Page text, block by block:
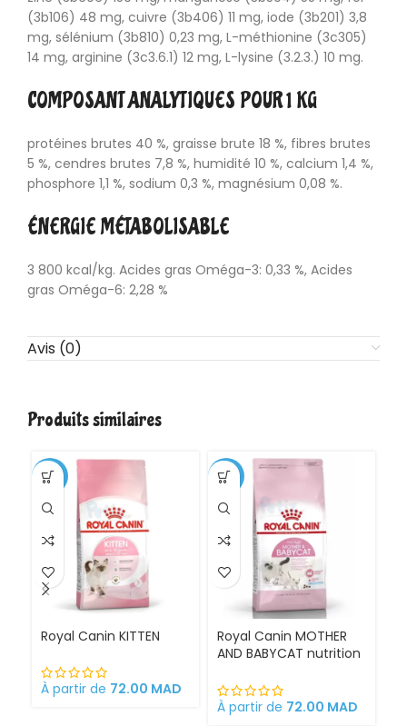
(3b106) 48 mg, cuivre (3b406) 11 mg, iode (3b201) 3,8
mg, sélénium (3b810) 0,23 mg, L-méthionine (3c305)
14 mg, arginine (3c3.6.1) 12 mg, L-lysine (3.2.3.) 10 mg.
COMPOSANT ANALYTIQUES POUR 1 KG
protéines brutes 40 %, graisse brute 18 %, fibres brutes
5 %, cendres brutes 7,8 %, humidité 10 %, calcium 1,4 %,
phosphore 1,1 %, sodium 0,3 %, magnésium 0,08 %.
ÉNERGIE MÉTABOLISABLE
3 800 kcal/kg. Acides gras Oméga-3: 0,33 %, Acides
gras Oméga-6: 2,28 %
Avis (0)
Produits similaires
-1%
Royal Canin KITTEN
À partir de 72.00 MAD
-11%
Royal Canin MOTHER
AND BABYCAT nutrition
et ses chatons
Croquettes pour
À partir de 72.00 MAD